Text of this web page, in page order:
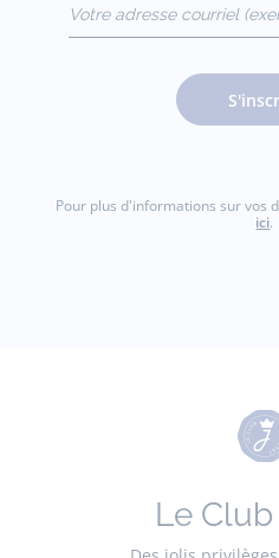
(exemple :
jacquesadit@gmail.com)
Pour plus d'informations sur vos
ici.
Le